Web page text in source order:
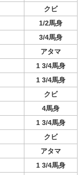
クビ
1/2馬身
3/4馬身
アタマ
1 3/4馬身
1 3/4馬身
クビ
4馬身
1 3/4馬身
クビ
アタマ
1 3/4馬身